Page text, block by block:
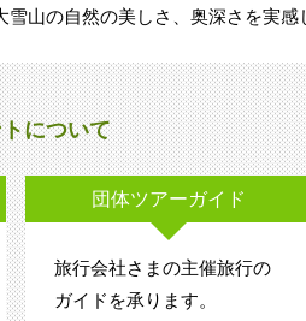
山の自然の美しさ、奥深さを実感
について
団体ツアーガイド
旅行会社さまの主催旅行の
ガイドを承ります。